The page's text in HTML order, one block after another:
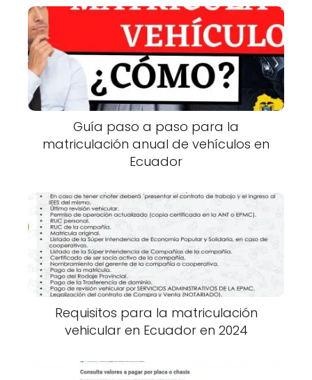
Guía paso a paso para la
matriculación anual de vehículos en
Ecuador
Requisitos para la matriculación
vehicular en Ecuador en 2024